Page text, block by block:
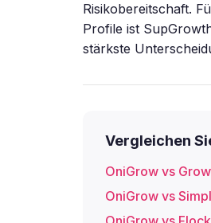
Risikobereitschaft.
Profile ist
stärkste
Vergleichen
OniGrow vs
OniGrow vs